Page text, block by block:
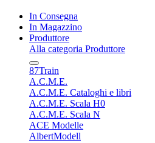
In Consegna
In Magazzino
Produttore
Alla categoria Produttore
87Train
A.C.M.E.
A.C.M.E. Cataloghi e libri
A.C.M.E. Scala H0
A.C.M.E. Scala N
ACE Modelle
AlbertModell